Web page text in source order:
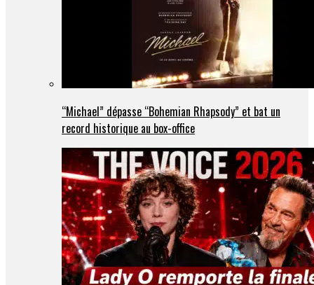
“Michael” dépasse “Bohemian Rhapsody” et bat un
record historique au box-office